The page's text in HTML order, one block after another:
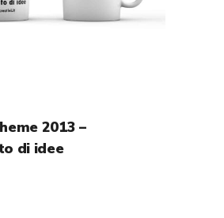
2013 –
di idee